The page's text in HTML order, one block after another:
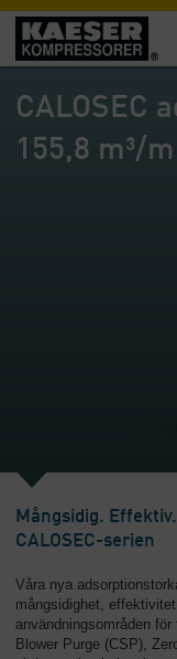
Marknader
Översikt
Produkter
Översikt
CALOSEC
155,8 m³/
Mångsidig.
CALOSEC-serien
Våra nya
mångsidighet,
användningsområden
Blower Purge (CSP),